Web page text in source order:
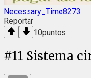
Necessary_Time8273
Reportar
10puntos
#11 Sistema